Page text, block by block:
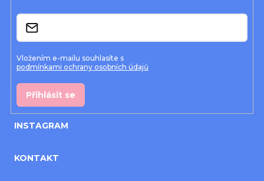
Vložením e-mailu souhlasíte s
podmínkami ochrany osobních údajů
Přihlásit se
INSTAGRAM
KONTAKT